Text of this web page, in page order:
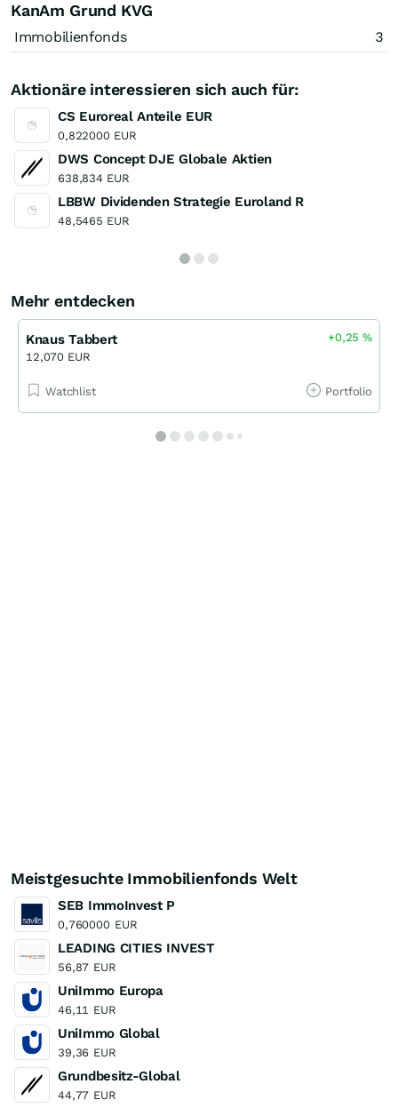
KanAm Grund KVG
Immobilienfonds 3
Aktionäre interessieren sich auch für:
CS Euroreal Anteile EUR
0,822000 EUR
DWS Concept DJE Globale Aktien
638,834 EUR
LBBW Dividenden Strategie Euroland R
48,5465 EUR
Mehr entdecken
Knaus Tabbert
12,070 EUR
+0,25%
Watchlist Portfolio
Meistgesuchte Immobilienfonds Welt
SEB ImmoInvest P
0,760000 EUR
LEADING CITIES INVEST
56,87 EUR
UniImmo Europa
46,11 EUR
UniImmo Global
39,36 EUR
Grundbesitz-Global
44,77 EUR